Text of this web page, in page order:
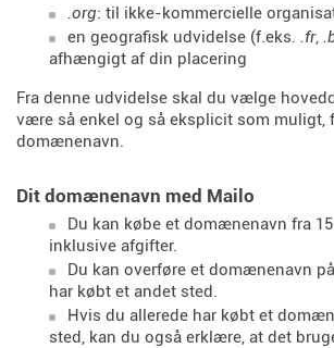
.org: til ikke-kommercielle
en geografisk udvidelse (f.eks. .fr,
afhængigt af din placering
Fra denne udvidelse skal du vælge
være så enkel og så eksplicit som muligt,
domænenavn.
Dit domænenavn med Mailo
Du kan købe et domænenavn fra
inklusive afgifter.
Du kan overføre et domænenavn
har købt et andet sted.
Hvis du allerede har købt et
sted, kan du også erklære, at det